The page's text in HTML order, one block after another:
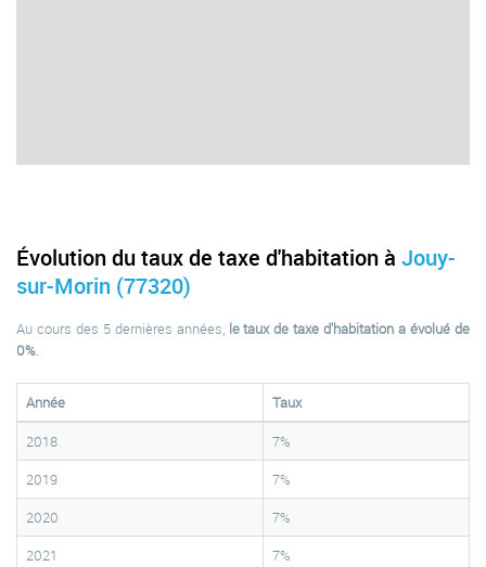
Évolution du taux de taxe d'habitation à Jouy-
sur-Morin (77320)
Au cours des 5 dernières années, le taux de taxe d'habitation a évolué de
0%.
Année
Taux
2018
7%
2019
7%
2020
7%
2021
7%